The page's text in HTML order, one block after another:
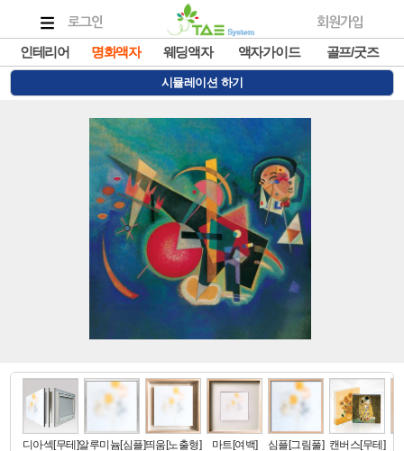
로그인 회원가입
인테리어 명화액자 웨딩액자 액자가이드 골프/굿즈
시뮬레이션 하기